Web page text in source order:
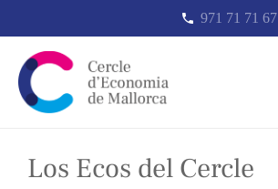
phone 971 71 71 67
Los Ecos del Cercle